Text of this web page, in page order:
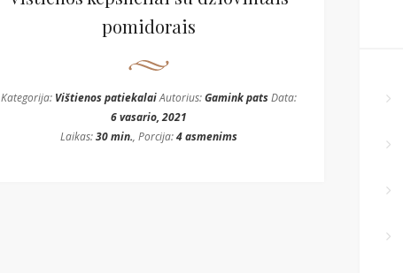
pomidorais
Kategorija: Vištienos patiekalaiAutorius:Gamink patsData:
6 vasario, 2021
Laikas:30 min., Porcija:4 asmenims